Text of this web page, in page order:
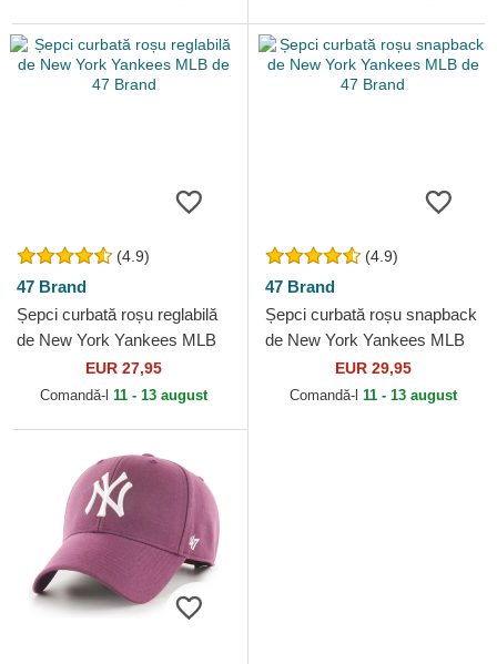
(4.9)
47 Brand
Șepci curbată roșu reglabilă
de New York Yankees MLB
de 47 BrandEUR 27,95
Comandă-l 11 - 13 august
(4.9)
47 Brand
Șepci curbată roșu snapback
de New York Yankees MLB
de 47 BrandEUR 29,95
Comandă-l 11 - 13 august